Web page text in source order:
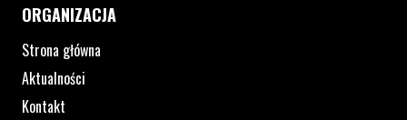
ORGANIZACJA
Strona główna
Aktualności
Kontakt